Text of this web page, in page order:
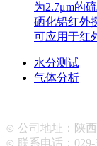
为2.7μm的
硒化铅红外
可应用于红
水分测试
气体分析
⊙ 公司地址：
⊙ 联系电话：029-